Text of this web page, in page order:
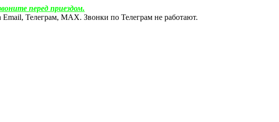
перед приездом.
Email, Телеграм, МАХ. Звонки по Телеграм не работают.